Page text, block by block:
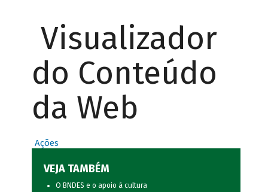
Visualizador
do Conteúdo
da Web
Ações
VEJA TAMBÉM
O BNDES e o apoio à cultura